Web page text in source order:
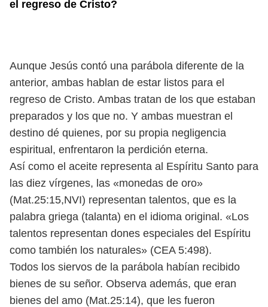
el regreso de Cristo?
Aunque Jesús contó una parábola diferente de la
anterior, ambas hablan de estar listos para el
regreso de Cristo. Ambas tratan de los que estaban
preparados y los que no. Y ambas muestran el
destino dé quienes, por su propia negligencia
espiritual, enfrentaron la perdición eterna.
Así como el aceite representa al Espíritu Santo para
las diez vírgenes, las «monedas de oro»
(Mat.25:15,NVI) representan talentos, que es la
palabra griega (talanta) en el idioma original. «Los
talentos representan dones especiales del Espíritu
como también los naturales» (CEA 5:498).
Todos los siervos de la parábola habían recibido
bienes de su señor. Observa además, que eran
bienes del amo (Mat.25:14), que les fueron